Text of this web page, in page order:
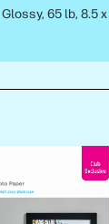
65 lb, 8.5